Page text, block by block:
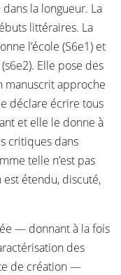
la longueur. La
littéraires. La
l’école (S6e1) et
Elle pose des
manuscrit approche
déclare écrire tous
et elle le donne à
critiques dans
telle n’est pas
étendu, discuté,
— donnant à la fois
des
de création —